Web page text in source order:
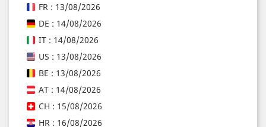
FR : 13/08/2026
DE : 14/08/2026
IT : 14/08/2026
US : 13/08/2026
BE : 13/08/2026
AT : 14/08/2026
CH : 15/08/2026
HR : 16/08/2026